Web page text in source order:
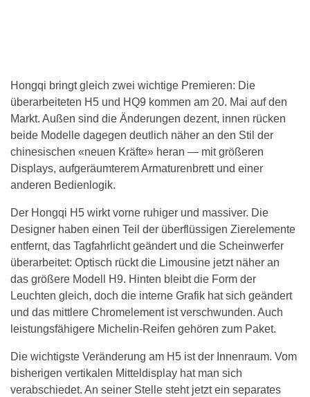
Hongqi bringt gleich zwei wichtige Premieren: Die
überarbeiteten H5 und HQ9 kommen am 20. Mai auf den
Markt. Außen sind die Änderungen dezent, innen rücken
beide Modelle dagegen deutlich näher an den Stil der
chinesischen «neuen Kräfte» heran — mit größeren
Displays, aufgeräumterem Armaturenbrett und einer
anderen Bedienlogik.
Der Hongqi H5 wirkt vorne ruhiger und massiver. Die
Designer haben einen Teil der überflüssigen Zierelemente
entfernt, das Tagfahrlicht geändert und die Scheinwerfer
überarbeitet: Optisch rückt die Limousine jetzt näher an
das größere Modell H9. Hinten bleibt die Form der
Leuchten gleich, doch die interne Grafik hat sich geändert
und das mittlere Chromelement ist verschwunden. Auch
leistungsfähigere Michelin-Reifen gehören zum Paket.
Die wichtigste Veränderung am H5 ist der Innenraum. Vom
bisherigen vertikalen Mitteldisplay hat man sich
verabschiedet. An seiner Stelle steht jetzt ein separates